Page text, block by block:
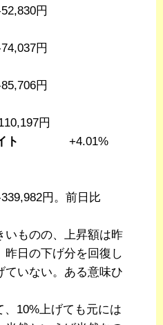
円
円
円
円
ト
+4.01%
円。前日比
いものの、上昇額は昨
昨日の下げ分を回復し
ていない。ある意味ひ
、10%上げても元には